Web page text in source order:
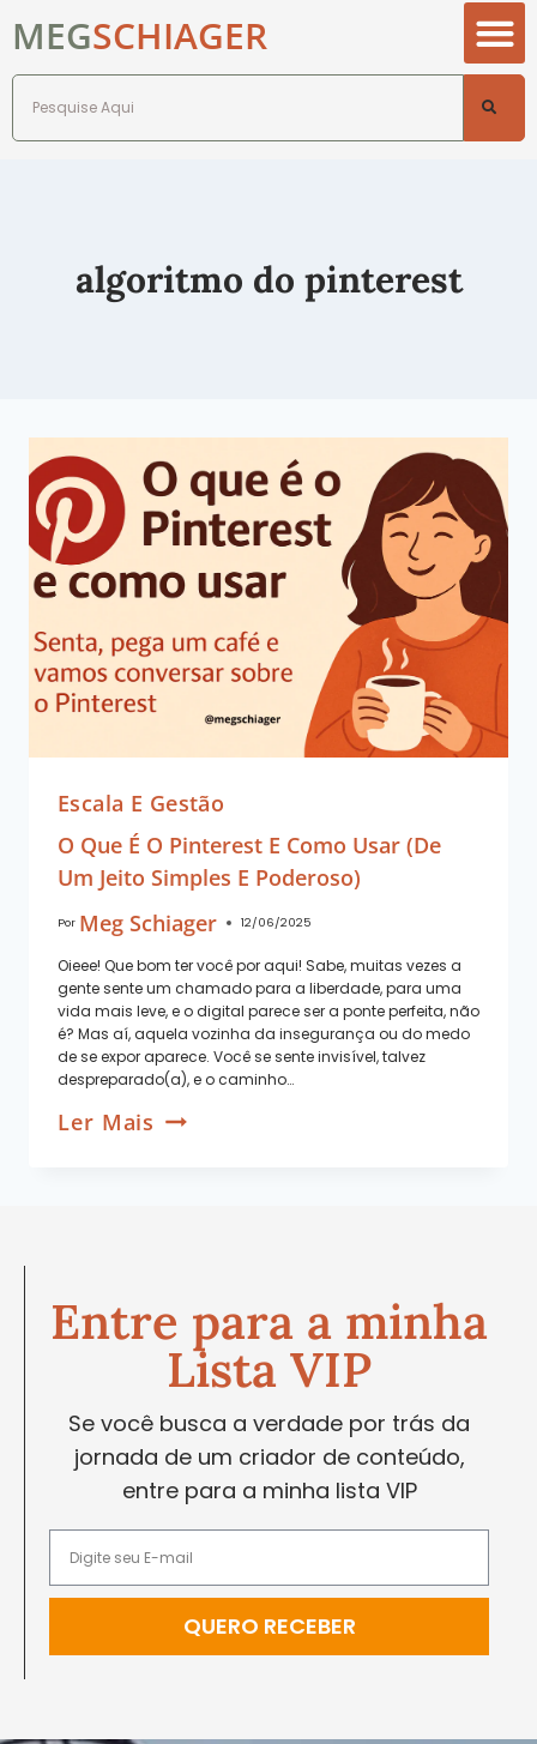
MEGSCHIAGER
algoritmo do pinterest
Escala E Gestão
O Que É O Pinterest E Como Usar (de
Um Jeito Simples E Poderoso)
Por Meg Schiager 12/06/2025
Oieee! Que bom ter você por aqui! Sabe, muitas vezes a
gente sente um chamado para a liberdade, para uma
vida mais leve, e o digital parece ser a ponte perfeita, não
é? Mas aí, aquela vozinha da insegurança ou do medo
de se expor aparece. Você se sente invisível, talvez
despreparado(a), e o caminho…
Ler Mais
Entre para a minha
Lista VIP
Se você busca a verdade por trás da
jornada de um criador de conteúdo,
entre para a minha lista VIP
QUERO RECEBER